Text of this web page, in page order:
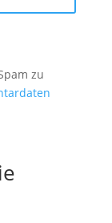
zu